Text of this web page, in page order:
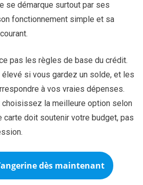
se démarque surtout par ses
fonctionnement simple et sa
pas les règles de base du crédit.
élevé si vous gardez un solde, et les
à vos vraies dépenses.
la meilleure option selon
carte doit soutenir votre budget, pas
dès maintenant